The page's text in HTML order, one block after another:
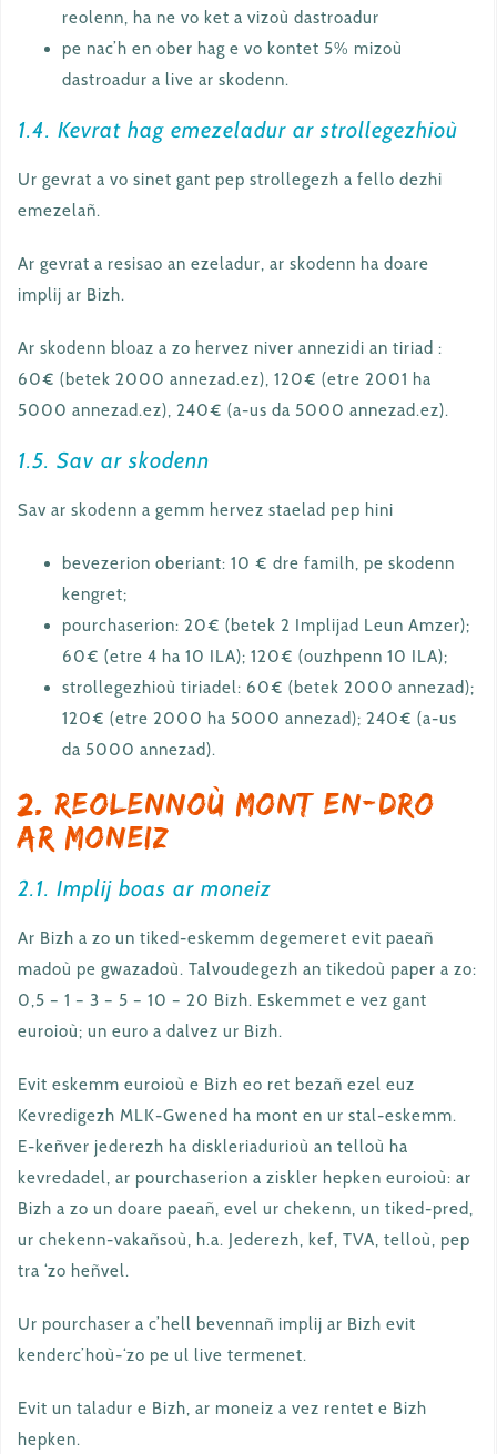
reolenn, ha ne vo ket a vizoù dastroadur
pe nac’h en ober hag e vo kontet 5% mizoù
dastroadur a live ar skodenn.
1.4. Kevrat hag emezeladur ar strollegezhioù
Ur gevrat a vo sinet gant pep strollegezh a fello dezhi
emezelañ.
Ar gevrat a resisao an ezeladur, ar skodenn ha doare
implij ar Bizh.
Ar skodenn bloaz a zo hervez niver annezidi an tiriad :
60€ (betek 2000 annezad.ez), 120€ (etre 2001 ha
5000 annezad.ez), 240€ (a-us da 5000 annezad.ez).
1.5. Sav ar skodenn
Sav ar skodenn a gemm hervez staelad pep hini
bevezerion oberiant: 10 € dre familh, pe skodenn
kengret;
pourchaserion: 20€ (betek 2 Implijad Leun Amzer);
60€ (etre 4 ha 10 ILA); 120€ (ouzhpenn 10 ILA);
strollegezhioù tiriadel: 60€ (betek 2000 annezad);
120€ (etre 2000 ha 5000 annezad); 240€ (a-us
da 5000 annezad).
2. Reolennoù mont en-dro
ar moneiz
2.1. Implij boas ar moneiz
Ar Bizh a zo un tiked-eskemm degemeret evit paeañ
madoù pe gwazadoù. Talvoudegezh an tikedoù paper a zo:
0,5 – 1 – 3 – 5 – 10 – 20 Bizh. Eskemmet e vez gant
euroioù; un euro a dalvez ur Bizh.
Evit eskemm euroioù e Bizh eo ret bezañ ezel euz
Kevredigezh MLK-Gwened ha mont en ur stal-eskemm.
E-keñver jederezh ha diskleriadurioù an telloù ha
kevredadel, ar pourchaserion a ziskler hepken euroioù: ar
Bizh a zo un doare paeañ, evel ur chekenn, un tiked-pred,
ur chekenn-vakañsoù, h.a. Jederezh, kef, TVA, telloù, pep
tra ‘zo heñvel.
Ur pourchaser a c’hell bevennañ implij ar Bizh evit
kenderc’hoù-‘zo pe ul live termenet.
Evit un taladur e Bizh, ar moneiz a vez rentet e Bizh
hepken.